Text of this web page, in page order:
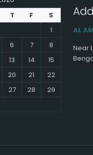
T F
S
1
6 7
8
13 14
15
20 21
22
27 28
29
AL
Near